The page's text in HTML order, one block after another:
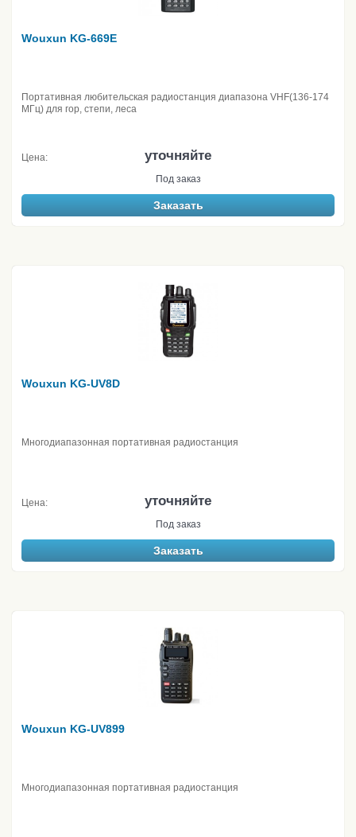
Wouxun KG-669E
Портативная любительская радиостанция диапазона VHF(136-174
МГц) для гор, степи, леса
Цена: уточняйте
Под заказ
Заказать
Wouxun KG-UV8D
Многодиапазонная портативная радиостанция
Цена: уточняйте
Под заказ
Заказать
Wouxun KG-UV899
Многодиапазонная портативная радиостанция